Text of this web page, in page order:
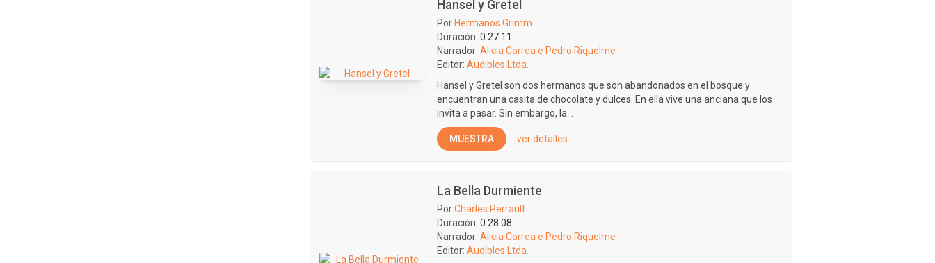
Hansel y Gretel
Por Hermanos Grimm
Duración: 0:27:11
Narrador: Alicia Correa e Pedro Riquelme
Editor: Audibles Ltda.
Hansel y Gretel son dos hermanos que son abandonados en el bosque y
encuentran una casita de chocolate y dulces. En ella vive una anciana que los
invita a pasar. Sin embargo, la...
MUESTRA ver detalles
La Bella Durmiente
PorCharles Perrault
Duración: 0:28:08
Narrador: Alicia Correa e Pedro Riquelme
Editor: Audibles Ltda.